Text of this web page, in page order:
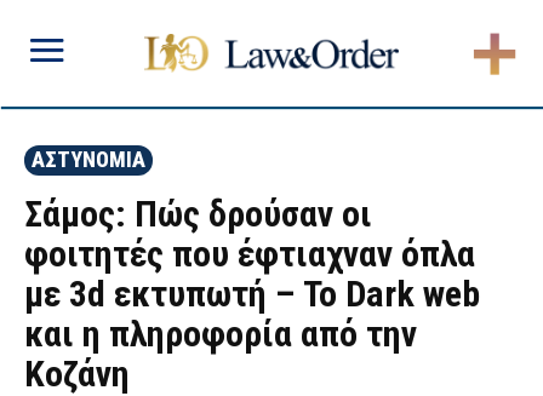
ΑΣΤΥΝΟΜΙΑ
Σάμος: Πώς δρούσαν οι
φοιτητές που έφτιαχναν όπλα
με 3d εκτυπωτή – Το Dark web
και η πληροφορία από την
Κοζάνη